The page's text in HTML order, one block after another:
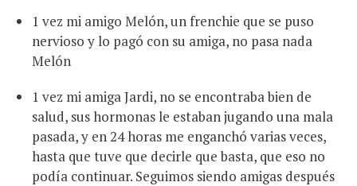
1 vez mi amigo Melón, un frenchie que se puso
nervioso y lo pagó con su amiga, no pasa nada
Melón
1 vez mi amiga Jardi, no se encontraba bien de
salud, sus hormonas le estaban jugando una mala
pasada, y en 24 horas me enganchó varias veces,
hasta que tuve que decirle que basta, que eso no
podía continuar. Seguimos siendo amigas después